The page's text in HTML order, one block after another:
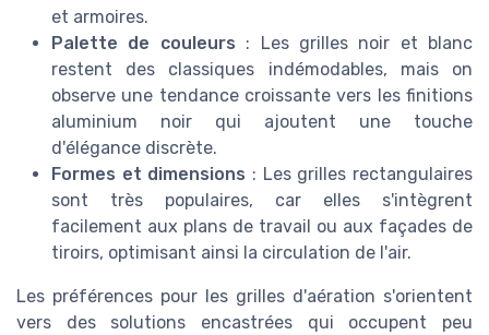
et armoires.
Palette de couleurs : Les grilles noir et blanc
restent des classiques indémodables, mais on
observe une tendance croissante vers les finitions
aluminium noir qui ajoutent une touche
d'élégance discrète.
Formes et dimensions : Les grilles rectangulaires
sont très populaires, car elles s'intègrent
facilement aux plans de travail ou aux façades de
tiroirs, optimisant ainsi la circulation de l'air.
Les préférences pour les grilles d'aération s'orientent
vers des solutions encastrées qui occupent peu